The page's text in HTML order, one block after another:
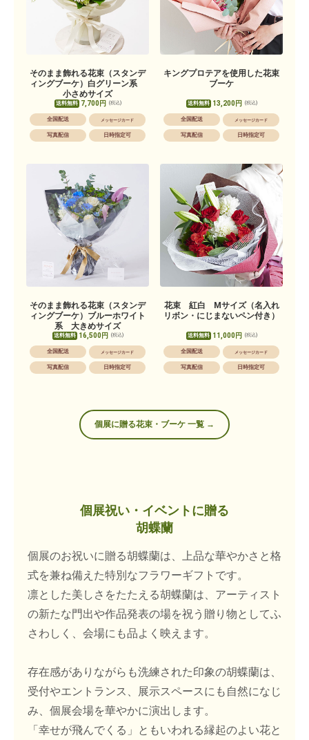
そのまま飾れる花束（スタンデ
ィングブーケ）白グリーン系
小さめサイズ
送料無料 7,700円 (税込)
全国配送 メッセージカード
写真配信 日時指定可
キングプロテアを使用した花束
ブーケ
送料無料 13,200円 (税込)
全国配送 メッセージカード
写真配信 日時指定可
そのまま飾れる花束（スタンデ
ィングブーケ）ブルーホワイト
系 大きめサイズ
送料無料 16,500円 (税込)
全国配送 メッセージカード
写真配信 日時指定可
花束 紅白 Mサイズ（名入れ
リボン・にじまないペン付き）
送料無料 11,000円 (税込)
全国配送 メッセージカード
写真配信 日時指定可
個展に贈る花束・ブーケ 一覧 →
個展祝い・イベントに贈る
胡蝶蘭
個展のお祝いに贈る胡蝶蘭は、上品な華やかさと格
式を兼ね備えた特別なフラワーギフトです。
凛とした美しさをたたえる胡蝶蘭は、アーティスト
の新たな門出や作品発表の場を祝う贈り物としてふ
さわしく、会場にも品よく映えます。
存在感がありながらも洗練された印象の胡蝶蘭は、
受付やエントランス、展示スペースにも自然になじ
み、個展会場を華やかに演出します。
「幸せが飛んでくる」ともいわれる縁起のよい花と